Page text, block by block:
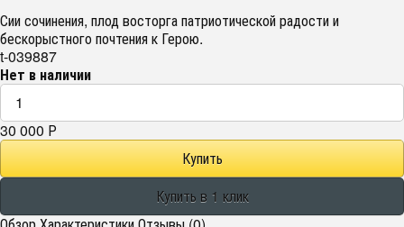
Сии сочинения, плод восторга патриотической радости и
бескорыстного почтения к Герою.
t-039887
Нет в наличии
30 000 Р